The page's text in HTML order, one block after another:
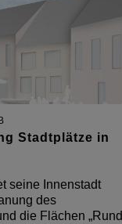
Stadtplätze in
seine Innenstadt
des
die Flächen „Rund